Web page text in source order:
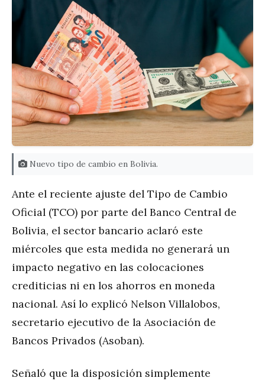
Nuevo tipo de cambio en Bolivia.
Ante el reciente ajuste del Tipo de Cambio
Oficial (TCO) por parte del Banco Central de
Bolivia, el sector bancario aclaró este
miércoles que esta medida no generará un
impacto negativo en las colocaciones
crediticias ni en los ahorros en moneda
nacional. Así lo explicó Nelson Villalobos,
secretario ejecutivo de la Asociación de
Bancos Privados (Asoban).
Señaló que la disposición simplemente